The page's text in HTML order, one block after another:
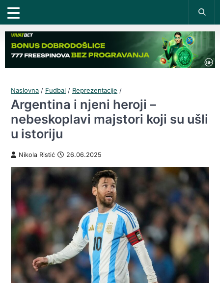
Naslovna / Fudbal / Reprezentacije /
Argentina i njeni heroji –
nebeskoplavi majstori koji su ušli
u istoriju
Nikola Ristić 26.06.2025